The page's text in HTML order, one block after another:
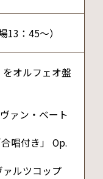
13：45～）
をオルフェオ盤
ァン・ベート
唱付き」 Op.
ルツコップ